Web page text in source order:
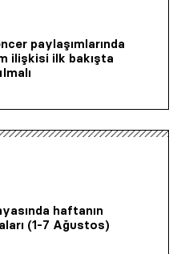
paylaşımlarında
ilişkisi ilk bakışta
haftanın
(1-7 Ağustos)